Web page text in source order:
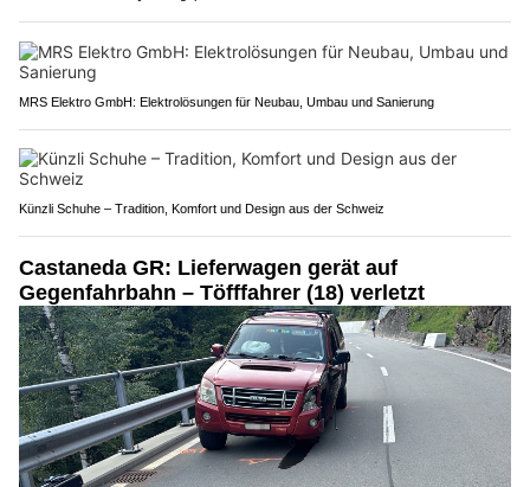
MRS Elektro GmbH: Elektrolösungen für Neubau, Umbau und Sanierung
Künzli Schuhe – Tradition, Komfort und Design aus der Schweiz
Castaneda GR: Lieferwagen gerät auf
Gegenfahrbahn – Töfffahrer (18) verletzt